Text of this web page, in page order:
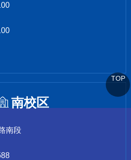
南校区
南段
TOP